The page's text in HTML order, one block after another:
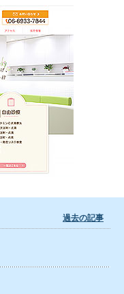
過去の記事